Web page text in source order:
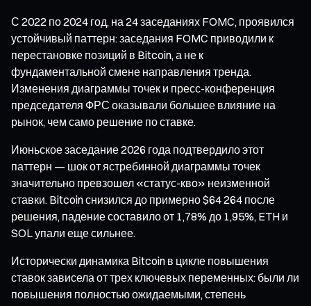
С 2022 по 2024 год, на 24 заседаниях FOMC, проявился
устойчивый паттерн: заседания FOMC приводили к
перестановке позиций в Bitcoin, а не к
фундаментальной смене направления тренда.
Изменения диаграммы точек и пресс-конференция
председателя ФРС оказывали большее влияние на
рынок, чем само решение по ставке.
Июньское заседание 2026 года подтвердило этот
паттерн — шок от ястребинной диаграммы точек
значительно превзошел «статус-кво» неизменной
ставки. Bitcoin снизился до примерно $64 264 после
решения, падение составило от 1,78% до 1,95%, ETH и
SOL упали еще сильнее.
Исторически динамика Bitcoin в цикле повышения
ставок зависела от трех ключевых переменных: были ли
повышения полностью ожидаемыми, степень